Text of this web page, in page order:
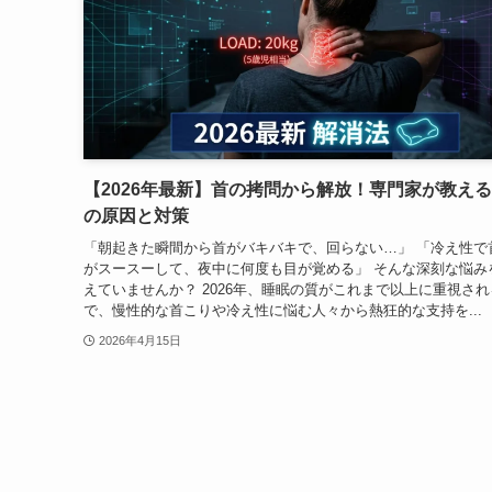
【2026年最新】首の拷問から解放！専門家が教え
の原因と対策
「朝起きた瞬間から首がバキバキで、回らない…」 「冷え性で
がスースーして、夜中に何度も目が覚める」 そんな深刻な悩み
えていませんか？ 2026年、睡眠の質がこれまで以上に重視さ
で、慢性的な首こりや冷え性に悩む人々から熱狂的な支持を...
2026年4月15日